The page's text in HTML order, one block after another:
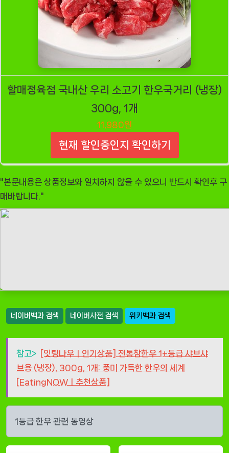
할매정육점 국내산 우리 소고기 한우국거리 (냉장)
300g, 1개
11,980원
현재 할인중인지 확인하기
"본문내용은 상품정보와 일치하지 않을 수 있으니 반드시 확인후 구
매바랍니다."
네이버백과 검색 네이버사전 검색 위키백과 검색
참고> [잇팅나우ㅣ인기상품] 전통참한우 1+등급 샤브샤
브용 (냉장), 300g, 1개: 풍미 가득한 한우의 세계
[EatingNOWㅣ추천상품]
1등급 한우 관련 동영상